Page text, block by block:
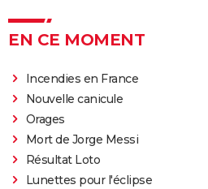
EN CE MOMENT
Incendies en France
Nouvelle canicule
Orages
Mort de Jorge Messi
Résultat Loto
Lunettes pour l'éclipse